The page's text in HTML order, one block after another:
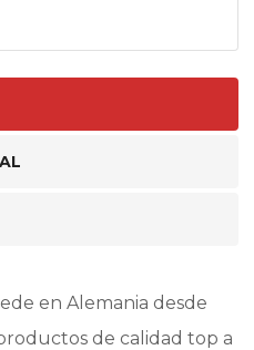
en Alemania desde
de calidad top a